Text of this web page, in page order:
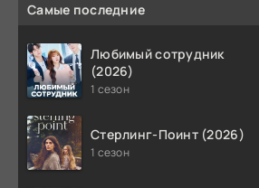
Самые последние
Любимый сотрудник
(2026)
1 сезон
Стерлинг-Поинт (2026)
1 сезон